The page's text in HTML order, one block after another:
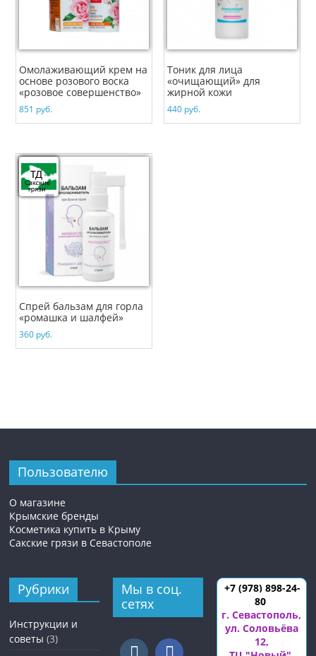
Омолаживающий крем на
основе розового воска
«розовое совершенство»
851 руб.
Тоник для лица
«очищающий» для
жирной кожи
440 руб.
Спрей бальзам для горла
«ромашка и шалфей»
360 руб.
Пользователю
О магазине
Крымские бренды
Косметика купить в Крыму
Сакские грязи в Севастополе
Рубрики
Инструкции и
советы (3)
Мы в соц.
сетях
+7 (978) 898-24-
80
г. Севастополь,
ул. Соловьёва
12,